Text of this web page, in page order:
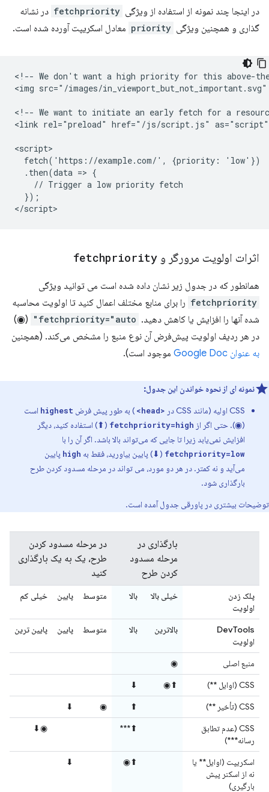
در اینجا چند نمونه از استفاده از ویژگی fetchpriority در نشانه
گذاری و همچنین ویژگی priority معادل اسکریپت آورده شده است.
<!-- We don't want a high priority for this above-
<img src="/images/
<!-- We want to initiate an early fetch for a
<link rel="preload" href="/js/script.js"
<script>
  fetch('https://example.com/', {priority: 'low'})
  .then(data => {
    // Trigger a low priority fetch
  });
اثرات اولویت مرورگر و fetchpriority
همانطور که در جدول زیر نشان داده شده است می توانید ویژگی
fetchpriority را برای منابع مختلف اعمال کنید تا اولویت محاسبه
شده آنها را افزایش یا کاهش دهید. fetchpriority="auto"
(◉)
در هر ردیف اولویت پیش‌فرض آن نوع منبع را مشخص می‌کند. (همچنین
به عنوان Google Doc
موجود است).
نمونه ای از نحوه خواندن این جدول:
CSS اولیه (مانند CSS در
<head> ) به طور پیش فرض highest است
(◉). حتی اگر از fetchpriority=high (⬆) استفاده کنید، دیگر
افزایش نمی‌یابد زیرا تا جایی که می‌تواند بالا باشد. اگر آن را با
fetchpriority=low (⬇) پایین بیاورید، فقط به high پایین
می‌آید و نه کمتر. در هر دو مورد، می تواند در مرحله مسدود کردن طرح
بارگذاری شود.
توضیحات بیشتری در پاورقی جدول آمده است.
بارگذاری در
مرحله مسدود
کردن طرح
در مرحله مسدود کردن
طرح، یک به یک بارگذاری
کنید
پلک زدن
اولویت
خیلی بالا بالا متوسط پایین خیلی کم
DevTools
اولویت
بالاترین بالا متوسط پایین پایین ترین
منبع اصلی
◉
CSS (اوایل **)
⬆◉
⬇
CSS (تأخیر **)
⬆
◉
⬇
CSS (عدم تطابق
رسانه***)
⬆***
◉⬇
اسکریپت (اوایل** یا
نه از اسکنر پیش
بارگیری)
⬆◉
⬇